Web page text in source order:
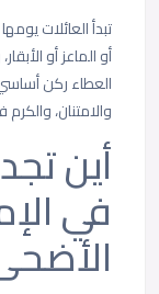
تبدأ العائلات
أو الماعز أو
العطاء ركن
والامتنان،
أين
في